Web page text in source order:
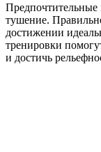
тушение.
достижении
тренировки
и достичь